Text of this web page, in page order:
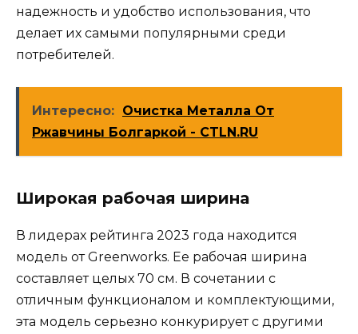
надежность и удобство использования, что
делает их самыми популярными среди
потребителей.
Интересно: Очистка Металла От
Ржавчины Болгаркой - CTLN.RU
Широкая рабочая ширина
В лидерах рейтинга 2023 года находится
модель от Greenworks. Ее рабочая ширина
составляет целых 70 см. В сочетании с
отличным функционалом и комплектующими,
эта модель серьезно конкурирует с другими